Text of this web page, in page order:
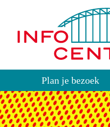
Plan je bezoek